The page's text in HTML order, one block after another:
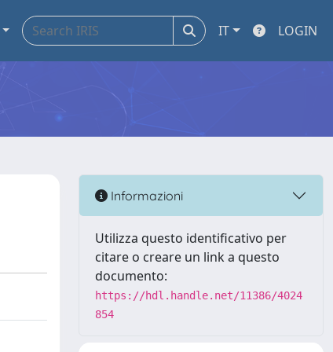
IT LOGIN
Informazioni
Utilizza questo identificativo per
citare o creare un link a questo
documento:
https://hdl.handle.net/11386/4024
854